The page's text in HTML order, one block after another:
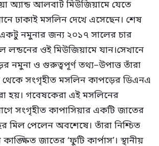
অ্যান্ড আলবার্ট মিউজিয়ামে যেতে
ঢাকাই মসলিন দেখে এসেছেন। শেষ
নমুনার জন্য ২০১৭ সালের চার
লন্ডনের ওই মিউজিয়ামে যান।সেখানে
নমুনা ও গুরুত্বপূর্ণ তথ্য–উপাত্ত তাঁরা
থেকে সংগৃহীত মসলিন কাপড়ের ডিএনএ
হয়। গবেষকেরা এই মসলিনের
সংগৃহীত কাপাসিয়ার একটি জাতের
মিল পেলেন অবশেষে। তাঁরা নিশ্চিত
জাতের ‘ফুটি কার্পাস’। স্থানীয়